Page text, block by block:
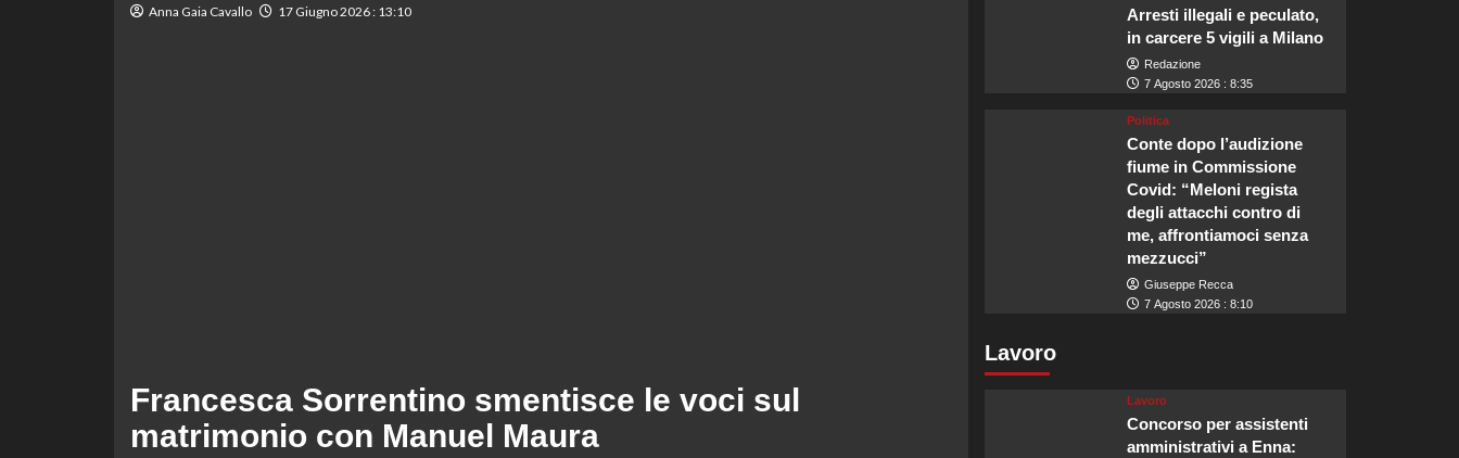
Anna Gaia Cavallo 17 Giugno 2026 : 13:10
Francesca Sorrentino smentisce le voci sul
matrimonio con Manuel Maura
Arresti illegali e peculato,
in carcere 5 vigili a Milano
Redazione
7 Agosto 2026 : 8:35
Politica
Conte dopo l’audizione
fiume in Commissione
Covid: “Meloni regista
degli attacchi contro di
me, affrontiamoci senza
mezzucci”
Giuseppe Recca
7 Agosto 2026 : 8:10
Lavoro
Lavoro
Concorso per assistenti
amministrativi a Enna: